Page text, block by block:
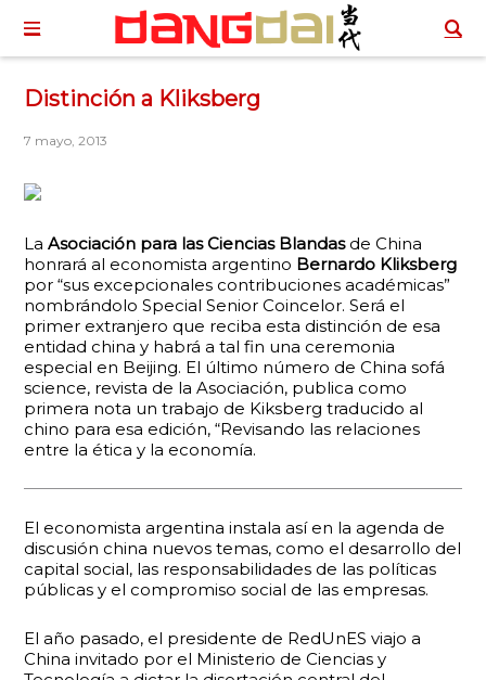
Distinción a Kliksberg
7 mayo, 2013
LaAsociación para las Ciencias Blandas de China
honrará al economista argentino Bernardo Kliksberg
por “sus excepcionales contribuciones académicas”
nombrándolo Special Senior Coincelor. Será el
primer extranjero que reciba esta distinción de esa
entidad china y habrá a tal fin una ceremonia
especial en Beijing. El último número de China sofá
science, revista de la Asociación, publica como
primera nota un trabajo de Kiksberg traducido al
chino para esa edición, “Revisando las relaciones
entre la ética y la economía.
El economista argentina instala así en la agenda de
discusión china nuevos temas, como el desarrollo del
capital social, las responsabilidades de las políticas
públicas y el compromiso social de las empresas.
El año pasado, el presidente de RedUnES viajo a
China invitado por el Ministerio de Ciencias y